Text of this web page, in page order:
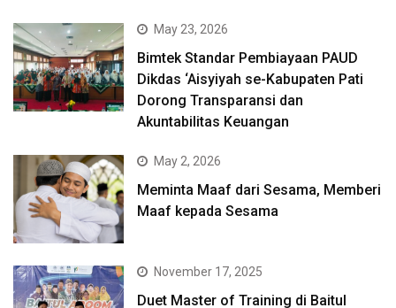
May 23, 2026
Bimtek Standar Pembiayaan PAUD
Dikdas ‘Aisyiyah se-Kabupaten Pati
Dorong Transparansi dan
Akuntabilitas Keuangan
May 2, 2026
Meminta Maaf dari Sesama, Memberi
Maaf kepada Sesama
November 17, 2025
Duet Master of Training di Baitul